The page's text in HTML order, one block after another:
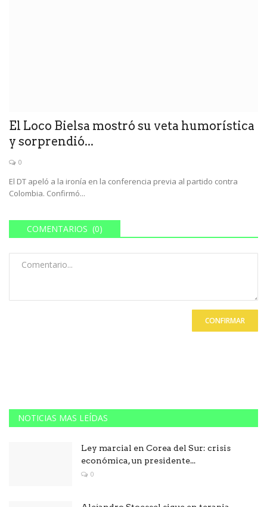
El Loco Bielsa mostró su veta humorística
y sorprendió...
0
El DT apeló a la ironía en la conferencia previa al partido contra
Colombia. Confirmó...
COMENTARIOS (0)
CONFIRMAR
NOTICIAS MAS LEÍDAS
Ley marcial en Corea del Sur: crisis
económica, un presidente...
0